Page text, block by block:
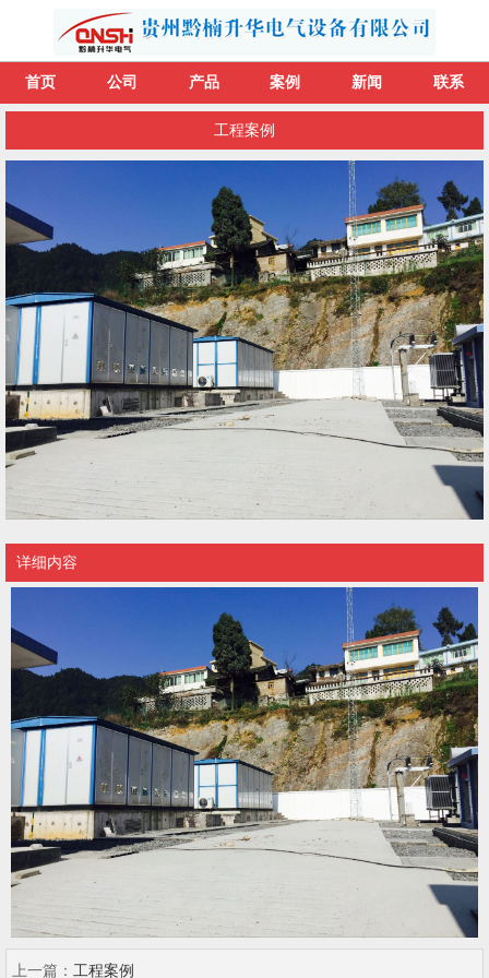
首页 公司 产品 案例 新闻 联系
工程案例
详细内容
上一篇： 工程案例